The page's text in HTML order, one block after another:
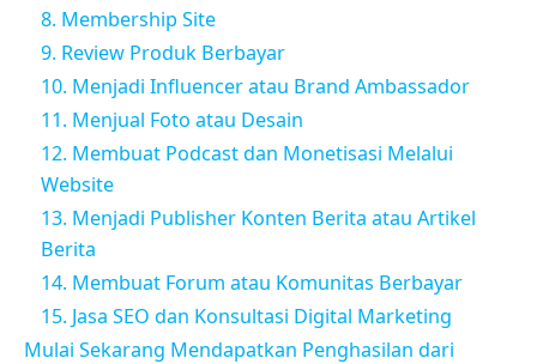
8. Membership Site
9. Review Produk Berbayar
10. Menjadi Influencer atau Brand Ambassador
11. Menjual Foto atau Desain
12. Membuat Podcast dan Monetisasi Melalui
Website
13. Menjadi Publisher Konten Berita atau Artikel
Berita
14. Membuat Forum atau Komunitas Berbayar
15. Jasa SEO dan Konsultasi Digital Marketing
Mulai Sekarang Mendapatkan Penghasilan dari